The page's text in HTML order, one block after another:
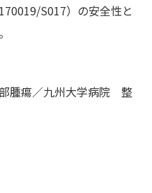
S017）の安全性と
腫瘍／九州大学病院 整